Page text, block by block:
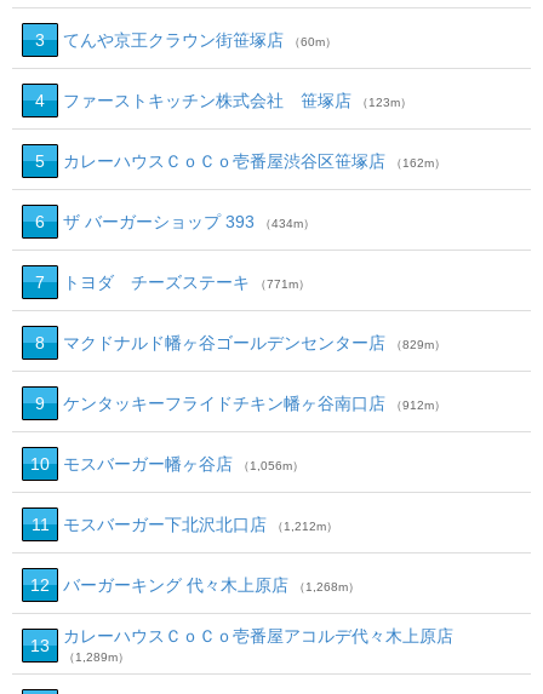
3 てんや京王クラウン街笹塚店 （60m）
4 ファーストキッチン株式会社 笹塚店 （123m）
5 カレーハウスＣｏＣｏ壱番屋渋谷区笹塚店 （162m）
6 ザ バーガーショップ 393 （434m）
7 トヨダ チーズステーキ （771m）
8 マクドナルド幡ヶ谷ゴールデンセンター店 （829m）
9 ケンタッキーフライドチキン幡ヶ谷南口店 （912m）
10 モスバーガー幡ヶ谷店 （1,056m）
11 モスバーガー下北沢北口店 （1,212m）
12 バーガーキング 代々木上原店 （1,268m）
13 カレーハウスＣｏＣｏ壱番屋アコルデ代々木上原店
（1,289m）